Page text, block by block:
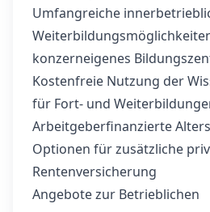
Umfangreiche
konzerneigenes
Kostenfreie Nutzung der
für Fort- und
Arbeitgeberfinanzierte
Optionen für zusätzliche
Rentenversicherung
Angebote zur Betrieblichen